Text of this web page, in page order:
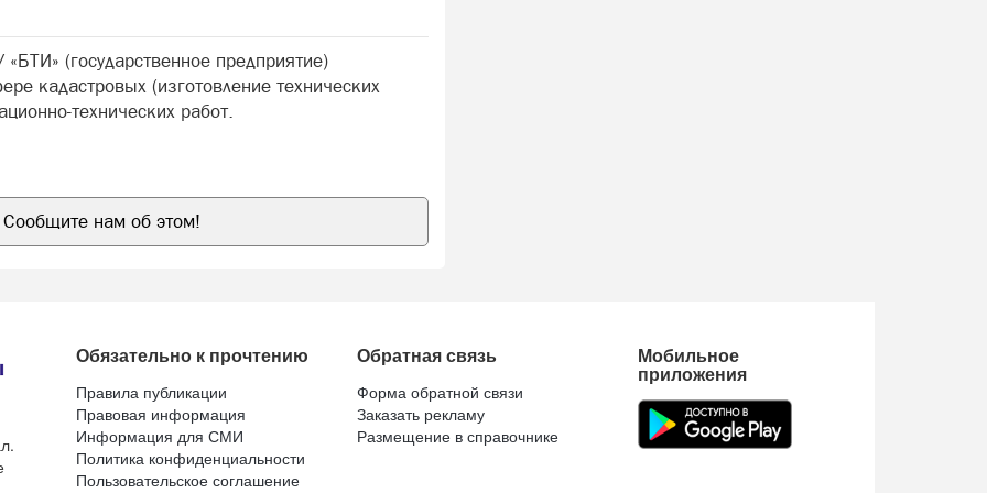
(государственное предприятие)
кадастровых (изготовление технических
технических работ.
нам об этом!
Обязательно к прочтению
Правила публикации
Правовая информация
Информация для СМИ
Политика конфиденциальности
Пользовательское соглашение
Обратная связь
Форма обратной связи
Заказать рекламу
Размещение в справочнике
Мобильное
приложения